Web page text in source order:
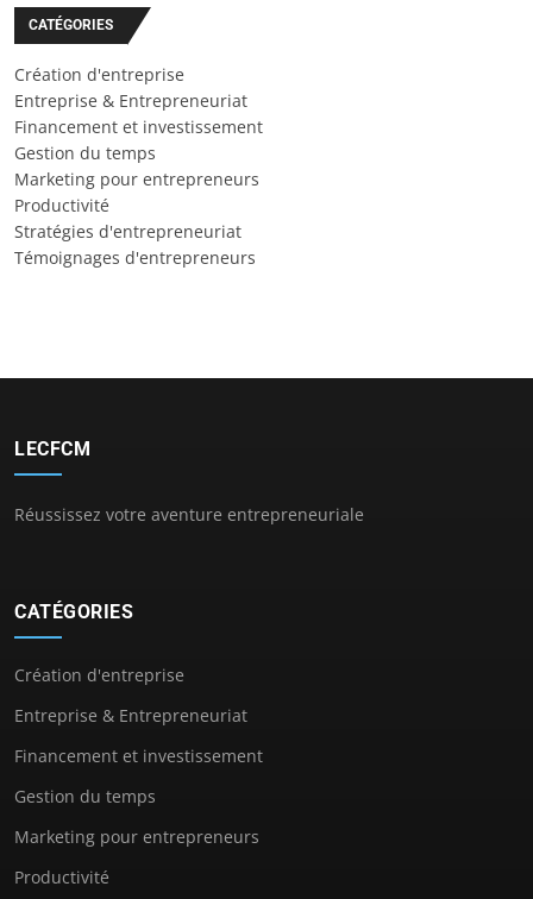
CATÉGORIES
Création d'entreprise
Entreprise & Entrepreneuriat
Financement et investissement
Gestion du temps
Marketing pour entrepreneurs
Productivité
Stratégies d'entrepreneuriat
Témoignages d'entrepreneurs
LECFCM
Réussissez votre aventure entrepreneuriale
CATÉGORIES
Création d'entreprise
Entreprise & Entrepreneuriat
Financement et investissement
Gestion du temps
Marketing pour entrepreneurs
Productivité